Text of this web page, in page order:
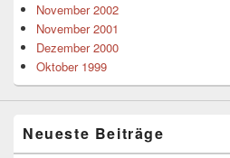
November 2002
November 2001
Dezember 2000
Oktober 1999
Neueste Beiträge